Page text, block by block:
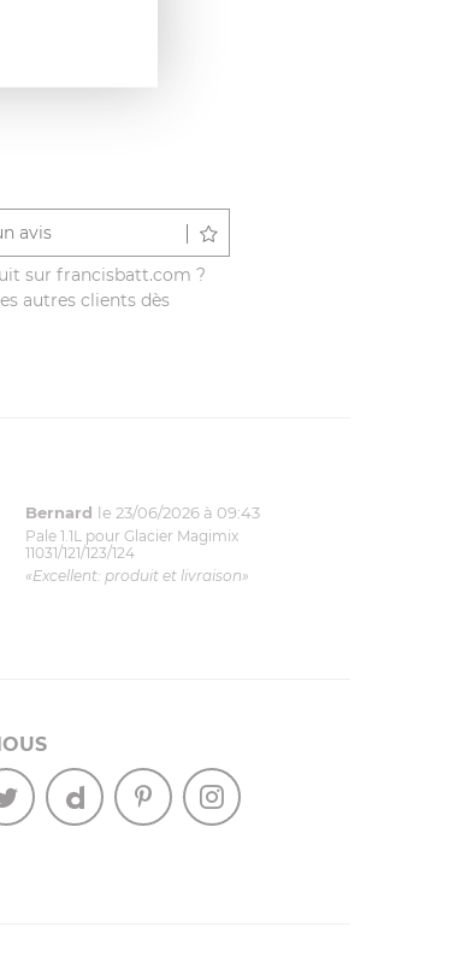
avis
sur francisbatt.com ?
autres clients dès
Bernard le 23/06/2026 à 09:43
Pale 1.1L pour Glacier Magimix
11031/121/123/124
«Excellent: produit et livraison»